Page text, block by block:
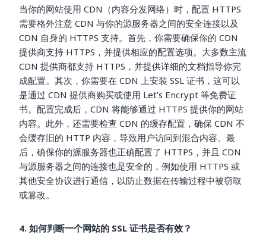
当你的网站使用 CDN（内容分发网络）时，配置 HTTPS
需要格外注意 CDN 与你的源服务器之间的安全连接以及
CDN 自身的 HTTPS 支持。首先，你需要确保你的 CDN
提供商支持 HTTPS，并提供相应的配置选项。大多数主流
CDN 提供商都支持 HTTPS，并提供详细的文档指导你完
成配置。其次，你需要在 CDN 上安装 SSL 证书，这可以
是通过 CDN 提供商购买或使用 Let’s Encrypt 等免费证
书。配置完成后，CDN 将能够通过 HTTPS 提供你的网站
内容。此外，还需要检查 CDN 的缓存配置，确保 CDN 不
会缓存旧的 HTTP 内容，导致用户访问到混合内容。最
后，确保你的源服务器也正确配置了 HTTPS，并且 CDN
与源服务器之间的连接也是安全的，例如使用 HTTPS 或
其他安全协议进行通信，以防止数据在传输过程中被窃取
或篡改。
4. 如何判断一个网站的 SSL 证书是否有效？